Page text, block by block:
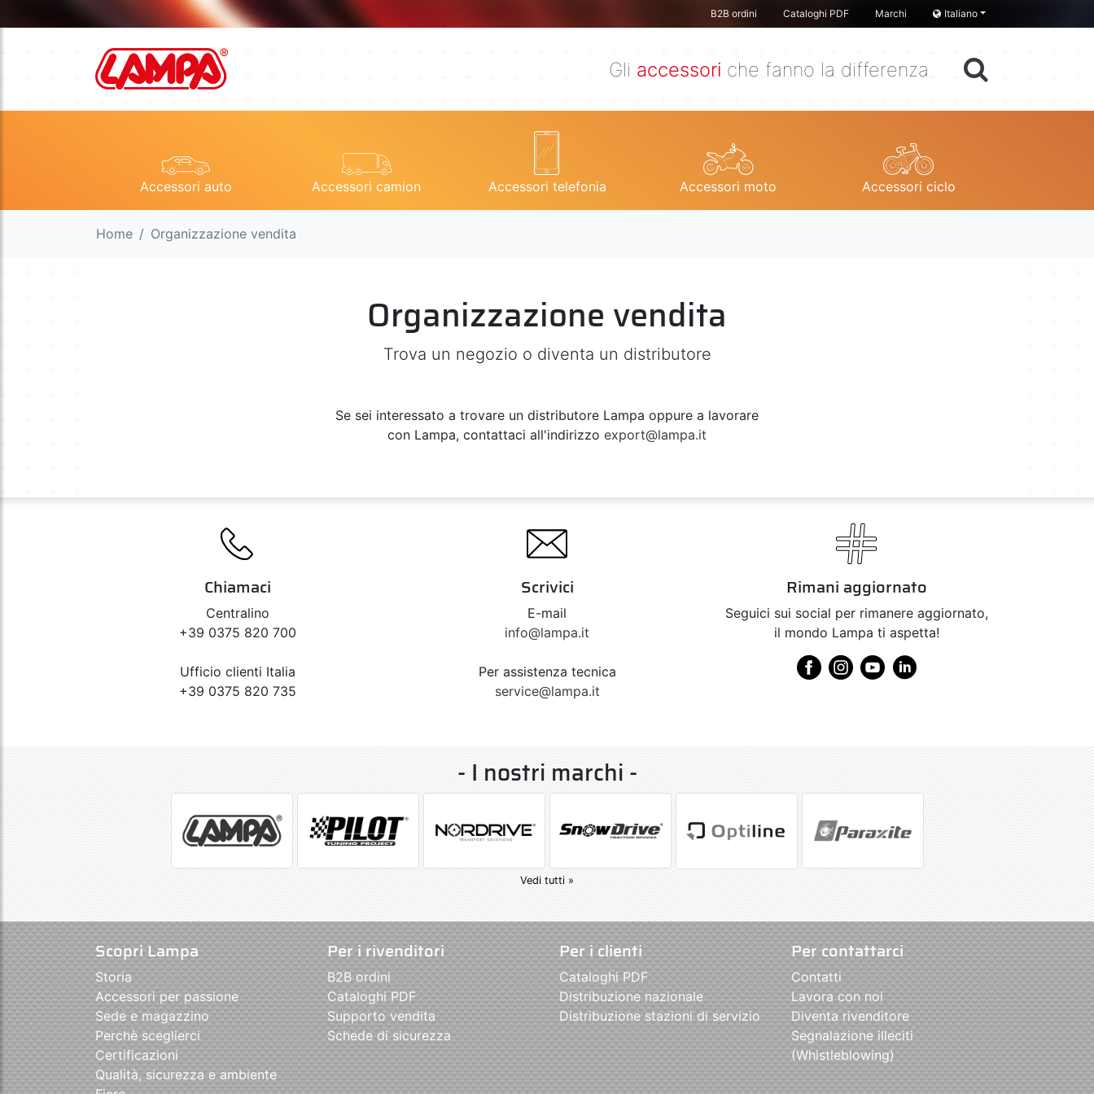
B2B ordini Cataloghi PDF Marchi Italiano
Gli accessori che fanno la differenza
Accessori auto Accessori camion Accessori telefonia Accessori moto Accessori ciclo
Home Organizzazione vendita
Organizzazione vendita
Trova un negozio o diventa un distributore
Se sei interessato a trovare un distributore Lampa oppure a lavorare
con Lampa, contattaci all'indirizzo export@lampa.it
Chiamaci
Centralino
+39 0375 820 700
Ufficio clienti Italia
+39 0375 820 735
Scrivici
E-mail
info@lampa.it
Per assistenza tecnica
service@lampa.it
Rimani aggiornato
Seguici sui social per rimanere aggiornato,
il mondo Lampa ti aspetta!
- I nostri marchi -
Vedi tutti »
Scopri Lampa
Storia
Accessori per passione
Sede e magazzino
Perchè sceglierci
Certificazioni
Qualità, sicurezza e ambiente
Per i rivenditori
B2B ordini
Cataloghi PDF
Supporto vendita
Schede di sicurezza
Per i clienti
Cataloghi PDF
Distribuzione nazionale
Distribuzione stazioni di servizio
Per contattarci
Contatti
Lavora con noi
Diventa rivenditore
Segnalazione illeciti
(Whistleblowing)